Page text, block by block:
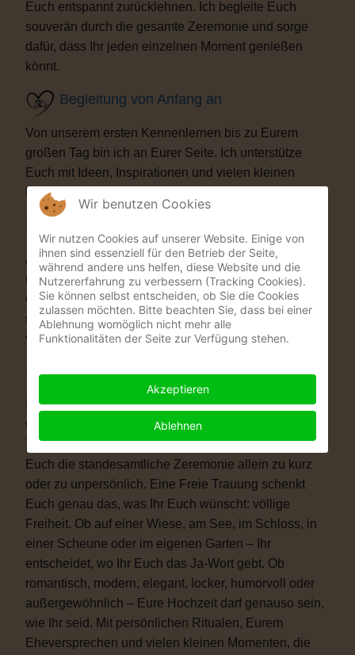
Euch entspannt zurücklehnen. Ich begleite Euch
souverän durch die gesamte Zeremonie und sorge
dafür, dass Ihr jeden einzelnen Moment genießen
könnt.
Begleitung von Anfang an
Von unserem ersten Kennenlernen bis zu Eurem
großen Tag bin ich an Eurer Seite. Ich unterstütze
Euch mit Ideen, Inspirationen und vielen kleinen
Details, die Eure Trauung besonders machen.
Auf Wunsch bereichere ich Eure Zeremonie mit
musikalischen oder künstlerischen Elementen. Als
ehemaliger Musicaldarsteller und Sänger entstehen
so Momente, die Eure Gäste garantiert nicht
vergessen werden.
Warum eine Freie Trauung?
Immer mehr Paare wünschen sich eine Hochzeit, die
wirklich zu ihnen passt. Vielleicht ist eine kirchliche
Trauung nicht das Richtige für Euch. Vielleicht ist
Euch die standesamtliche Zeremonie allein zu kurz
oder zu unpersönlich. Eine Freie Trauung schenkt
Euch genau das, was Ihr Euch wünscht: völlige
Freiheit. Ob auf einer Wiese, am See, im Schloss, in
einer Scheune oder im eigenen Garten – Ihr
entscheidet, wo Ihr Euch das Ja-Wort gebt. Ob
romantisch, modern, elegant, locker, humorvoll oder
außergewöhnlich – Eure Hochzeit darf genauso sein,
wie Ihr seid. Mit persönlichen Ritualen, Eurem
Eheversprechen und vielen kleinen Momenten, die
Wir benutzen Cookies
Wir nutzen Cookies auf unserer Website. Einige von
ihnen sind essenziell für den Betrieb der Seite,
während andere uns helfen, diese Website und die
Nutzererfahrung zu verbessern (Tracking Cookies).
Sie können selbst entscheiden, ob Sie die Cookies
zulassen möchten. Bitte beachten Sie, dass bei einer
Ablehnung womöglich nicht mehr alle
Funktionalitäten der Seite zur Verfügung stehen.
Akzeptieren
Ablehnen